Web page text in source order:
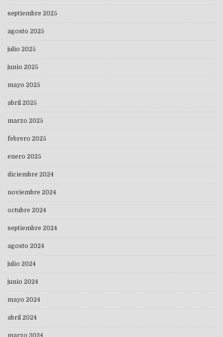
septiembre 2025
agosto 2025
julio 2025
junio 2025
mayo 2025
abril 2025
marzo 2025
febrero 2025
enero 2025
diciembre 2024
noviembre 2024
octubre 2024
septiembre 2024
agosto 2024
julio 2024
junio 2024
mayo 2024
abril 2024